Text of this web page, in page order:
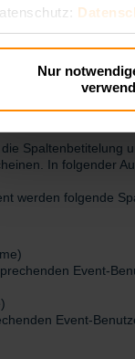
Nur
nicht alle
Folgenden
Spaltenbetitelung
In folgender
werden folgende
Event-
Event-